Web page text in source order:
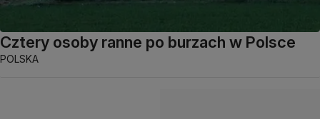
Cztery osoby ranne po burzach w Polsce
POLSKA